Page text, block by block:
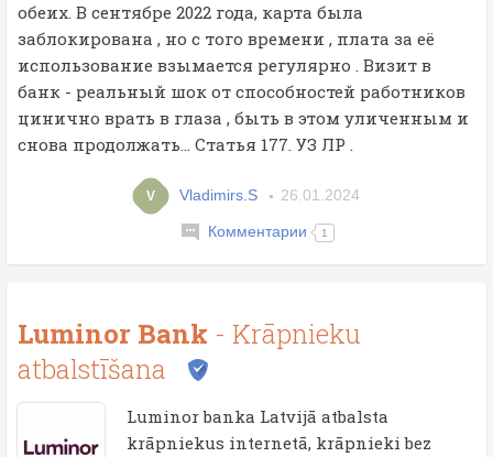
обеих. В сентябре 2022 года, карта была
заблокирована , но с того времени , плата за её
использование взымается регулярно . Визит в
банк - реальный шок от способностей работников
цинично врать в глаза , быть в этом уличенным и
снова продолжать... Статья 177. УЗ ЛР .
V Vladimirs.S 26.01.2024
Комментарии 1
Luminor Bank - Krāpnieku
atbalstīšana
Luminor banka Latvijā atbalsta
krāpniekus internetā, krāpnieki bez